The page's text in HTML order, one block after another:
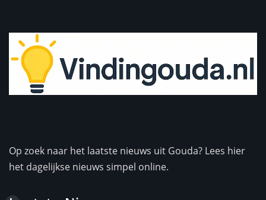
Op zoek naar het laatste nieuws uit Gouda? Lees hier
het dagelijkse nieuws simpel online.